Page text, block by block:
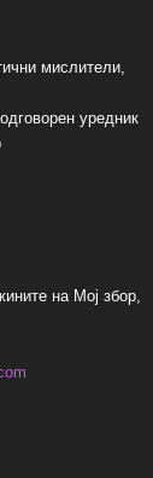
мислители,
уредник
на Мој збор,